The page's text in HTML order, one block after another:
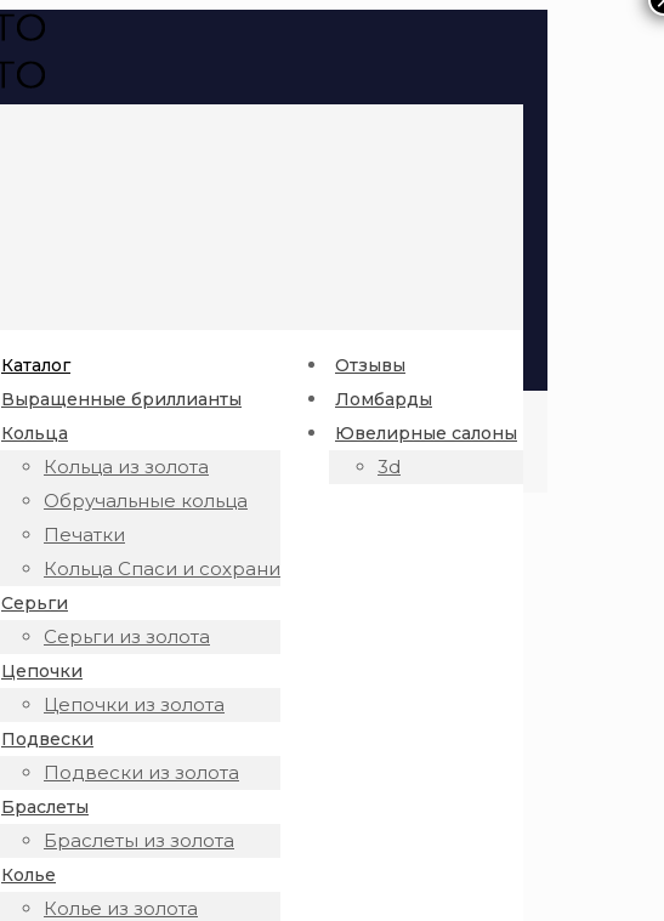
Каталог
Выращенные бриллианты
Кольца
Кольца из золота
Обручальные кольца
Печатки
Кольца Спаси и сохрани
Серьги
Серьги из золота
Цепочки
Цепочки из золота
Подвески
Подвески из золота
Браслеты
Браслеты из золота
Колье
Колье из золота
Отзывы
Ломбарды
Ювелирные салоны
3d